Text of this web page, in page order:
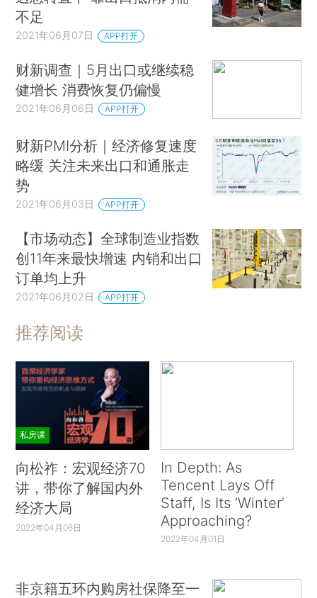
不足
2021年06月07日 APP打开
财新调查｜5月出口或继续稳
健增长 消费恢复仍偏慢
2021年06月06日 APP打开
财新PMI分析｜经济修复速度
略缓 关注未来出口和通胀走
势
2021年06月03日 APP打开
【市场动态】全球制造业指数
创11年来最快增速 内销和出口
订单均上升
2021年06月02日 APP打开
推荐阅读
私房课
向松祚：宏观经济70
讲，带你了解国内外
经济大局
2022年04月06日
In Depth: As
Tencent Lays Off
Staff, Is Its ‘Winter’
Approaching?
2022年04月01日
非京籍五环内购房社保降至一